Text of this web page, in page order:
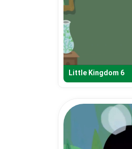
Little Kingdom 6